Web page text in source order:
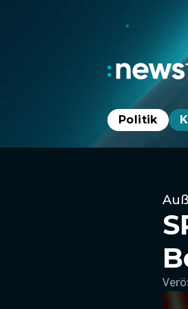
Politik